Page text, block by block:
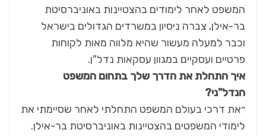
המשפט לאחר לימודים בהצטיינות באוניברסיטת
בר-אילן, צברה ניסיון במשרדים הגדולים בישראל
וכבר למעלה מעשור שהיא מלווה מאות לקוחות
פרטיים ועסקיים במגוון עסקאות נדל"ן.
איך התחלת את הדרך שלך בתחום המשפט
הנדל"ני?
״את דרכי בעולם המשפט התחלתי לאחר שסיימתי את
לימודי המשפטים בהצטיינות באוניברסיטת בר-אילן.